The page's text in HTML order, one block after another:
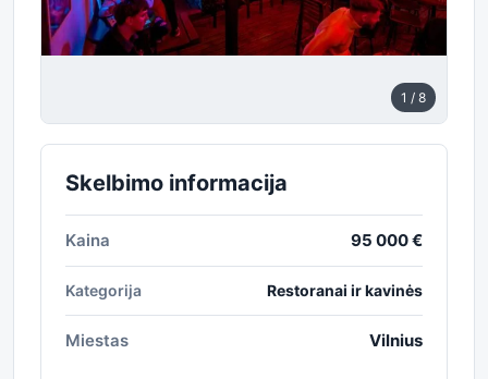
1 / 8
Skelbimo informacija
Kaina 95 000 €
Kategorija Restoranai ir kavinės
Miestas Vilnius